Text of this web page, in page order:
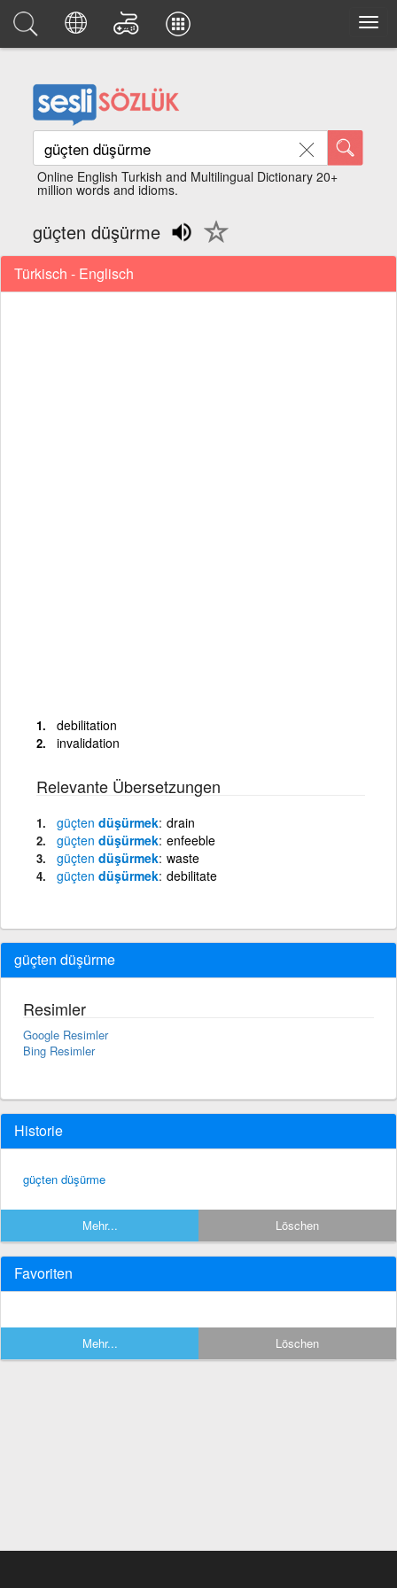
Online English Turkish and Multilingual Dictionary 20+
million words and idioms.
güçten düşürme
Türkisch - Englisch
debilitation
invalidation
Relevante Übersetzungen
güçten düşürmek drain
güçten düşürmek enfeeble
güçten düşürmek waste
güçten düşürmek debilitate
güçten düşürme
Resimler
Google Resimler
Bing Resimler
Historie
güçten düşürme
Mehr... Löschen
Favoriten
Mehr... Löschen